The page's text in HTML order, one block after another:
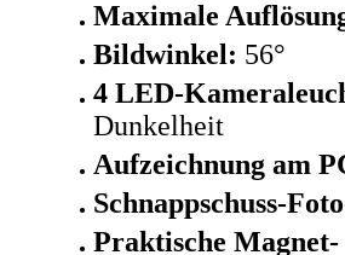
Maximale
Bildwinkel: 56°
4 LED-
Dunkelheit
Aufzeichnung am
Schnappschuss-
Praktische